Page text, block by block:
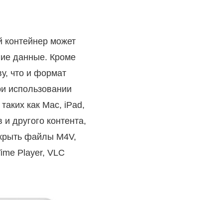
может
данные. Кроме
что и формат
использовании
как Mac, iPad,
другого контента,
файлы M4V,
Player, VLC